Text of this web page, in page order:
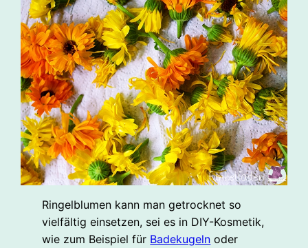
Ringelblumen kann man getrocknet so
vielfältig einsetzen, sei es in DIY-Kosmetik,
wie zum Beispiel für Badekugeln oder